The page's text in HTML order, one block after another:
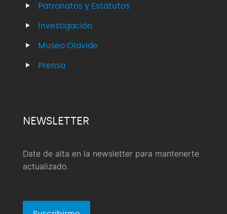
Patronatos y Estatutos
Investigación
Museo Olavide
Prensa
NEWSLETTER
Date de alta en la newsletter para mantenerte
actualizado.